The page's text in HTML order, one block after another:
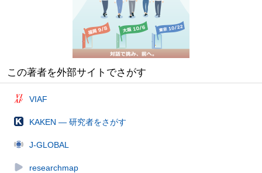
この著者を外部サイトでさがす
VIAF
KAKEN — 研究者をさがす
J-GLOBAL
researchmap